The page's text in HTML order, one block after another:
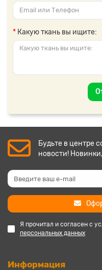
Какую ткань вы ищите:
Будьте в центре
новости!
Я прочитал и согласен с
персональных данных
Информация